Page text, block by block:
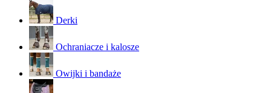
Derki
Ochraniacze i kalosze
Owijki i bandaże